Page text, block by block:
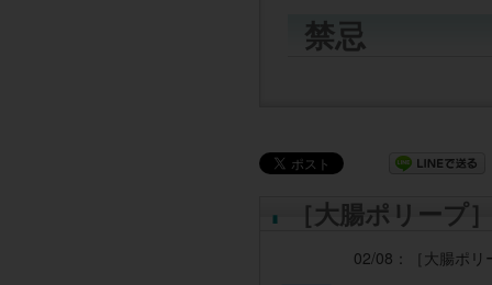
禁忌
［大腸ポリープ
02/08： ［大腸ポ